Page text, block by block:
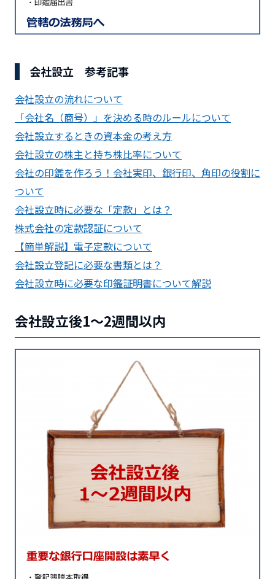
会社設立 参考記事
会社設立の流れについて
「会社名（商号）」を決める時のルールについて
会社設立するときの資本金の考え方
会社設立の株主と持ち株比率について
会社の印鑑を作ろう！会社実印、銀行印、角印の役割に
ついて
会社設立時に必要な「定款」とは？
株式会社の定款認証について
【簡単解説】電子定款について
会社設立登記に必要な書類とは？
会社設立時に必要な印鑑証明書について解説
会社設立後1～2週間以内